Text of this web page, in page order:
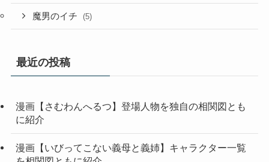
魔男のイチ (5)
最近の投稿
漫画【さむわんへるつ】登場人物を独自の相関図とも
に紹介
漫画【いびってこない義母と義姉】キャラクター一覧